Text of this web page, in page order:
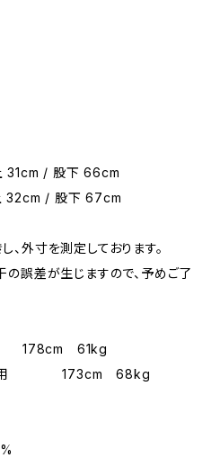
31cm / 股下 66cm
32cm / 股下 67cm
外寸を測定しております。
の誤差が生じますので、予めご了
178cm 61kg
着用 173cm 68kg